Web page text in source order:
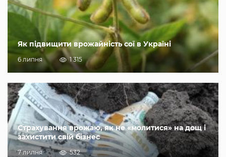
Як підвищити врожайність сої в Україні
6 липня 1 315
Страхування врожаю, як не «молитися» на дощ і
захистити свій бізнес
7 липня 532